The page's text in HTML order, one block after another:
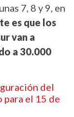
7, 8 y 9, en
es que los
van a
a 30.000
del
el 15 de